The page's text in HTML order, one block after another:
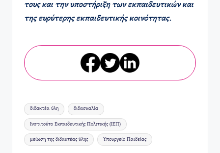
τους και την υποστήριξη των εκπαιδευτικών και
της ευρύτερης εκπαιδευτικής κοινότητας.
Ετικέτες:
διδακτέα ύλη διδασκαλία
Ινστιτούτο Εκπαιδευτικής Πολιτικής (ΙΕΠ)
μείωση της διδακτέας ύλης Υπουργείο Παιδείας